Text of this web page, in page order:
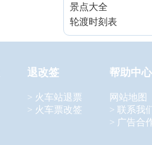
景点大全
轮渡时刻表
退改签
> 火车站退票
> 火车票改签
帮助中心
网站地图
> 联系我
> 广告合